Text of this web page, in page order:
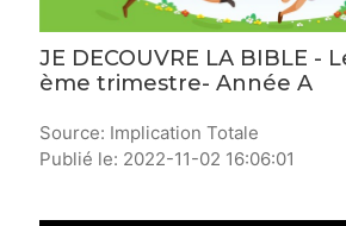
JE DECOUVRE LA BIBLE -
ème trimestre- Année A
Source: Implication Totale
Publié le: 2022-11-02 16:06:01